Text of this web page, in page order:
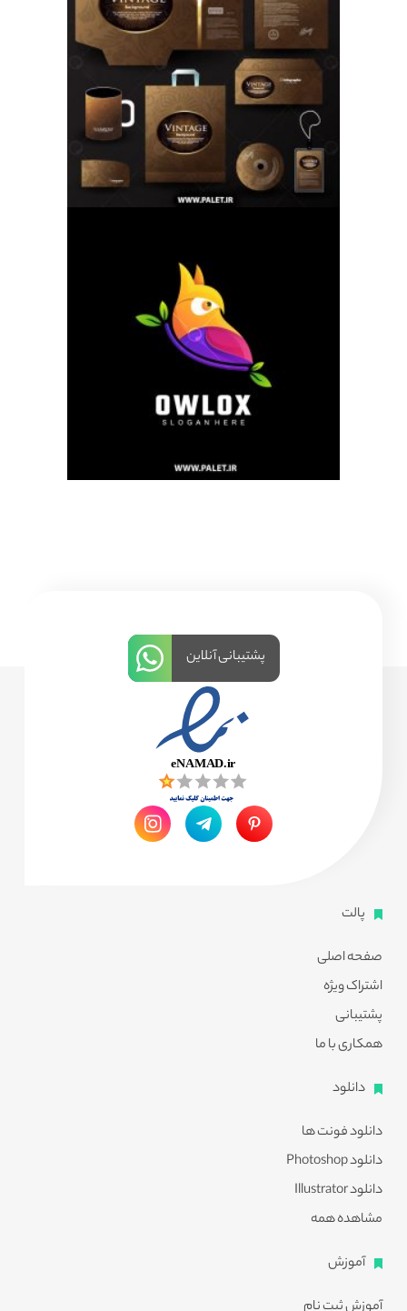
پالت
صفحه اصلی
اشتراک ویژه
پشتیبانی
همکاری با ما
دانلود
دانلود فونت ها
دانلود Photoshop
دانلود Illustrator
مشاهده همه
آموزش
پشتیبانی آنلاین